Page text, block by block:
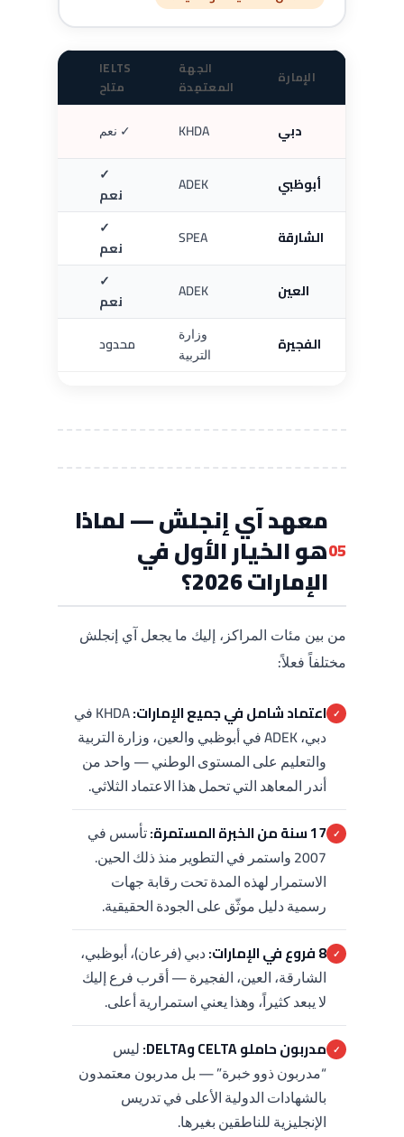
الإمارة
الجهة
المعتمِدة
IELTS
متاح
دبي KHDA ✓ نعم
أبوظبي ADEK
✓
نعم
الشارقة SPEA
✓
نعم
العين ADEK
✓
نعم
الفجيرة
وزارة
التربية
محدود
05
معهد آي إنجلش — لماذا
هو الخيار الأول في
الإمارات 2026؟
من بين مئات المراكز، إليك ما يجعل آي إنجلش
مختلفاً فعلاً:
✓ اعتماد شامل في جميع الإمارات:
KHDA في
دبي، ADEK في أبوظبي والعين، وزارة التربية
والتعليم على المستوى الوطني — واحد من
أندر المعاهد التي تحمل هذا الاعتماد الثلاثي.
✓ 17 سنة من الخبرة المستمرة:
تأسس في
2007 واستمر في التطوير منذ ذلك الحين.
الاستمرار لهذه المدة تحت رقابة جهات
رسمية دليل موثّق على الجودة الحقيقية.
✓ 8 فروع في الإمارات:
دبي (فرعان)، أبوظبي،
الشارقة، العين، الفجيرة — أقرب فرع إليك
لا يبعد كثيراً، وهذا يعني استمرارية أعلى.
✓ مدربون حاملو CELTA وDELTA:
ليس
“مدربون ذوو خبرة” — بل مدربون معتمدون
بالشهادات الدولية الأعلى في تدريس
الإنجليزية للناطقين بغيرها.